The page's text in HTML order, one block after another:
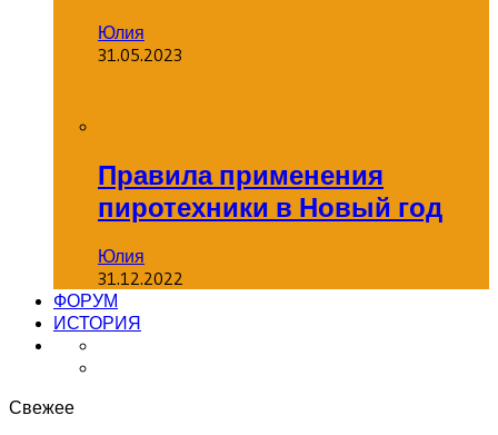
Юлия
31.05.2023
Правила применения
пиротехники в Новый год
Юлия
31.12.2022
ФОРУМ
ИСТОРИЯ
Свежее